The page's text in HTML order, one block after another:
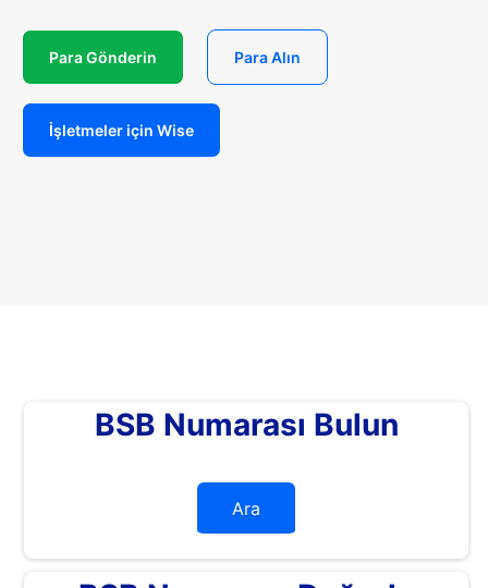
Para Gönderin Para Alın
İşletmeler için Wise
BSB Numarası Bulun
Ara